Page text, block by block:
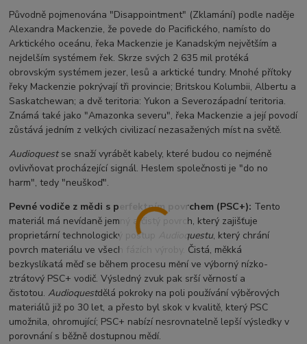
Původně pojmenována "Disappointment" (Zklamání) podle naděje
Alexandra Mackenzie, že povede do Pacifického, namísto do
Arktického oceánu, řeka Mackenzie je Kanadským největším a
nejdelším systémem řek. Skrze svých 2 635 mil protéká
obrovským systémem jezer, lesů a arktické tundry. Mnohé přítoky
řeky Mackenzie pokrývají tři provincie; Britskou Kolumbii, Albertu a
Saskatchewan; a dvě teritoria: Yukon a Severozápadní teritoria.
Známá také jako "Amazonka severu", řeka Mackenzie a její povodí
zůstává jedním z velkých civilizací nezasažených míst na světě.
Audioquestse snaží vyrábět kabely, které budou co nejméně
ovlivňovat procházející signál. Heslem společnosti je "do no
harm", tedy "neuškoď".
Pevné vodiče z mědi s perfektním povrchem (PSC+): Tento
materiál má nevídaně jemný a čistý povrch, který zajišťuje
proprietární technologický postup
Audioquestu, který chrání
povrch materiálu ve všech fázích výroby. Čistá, měkká
bezkyslíkatá měď se během procesu mění ve výborný nízko-
ztrátový PSC+ vodič. Výsledný zvuk pak srší věrností a
čistotou.Audioquestdělá pokroky na poli používání výběrových
materiálů již po 30 let, a přesto byl skok v kvalitě, který PSC
umožnila, ohromující; PSC+ nabízí nesrovnatelně lepší výsledky v
porovnání s běžně dostupnou mědí.